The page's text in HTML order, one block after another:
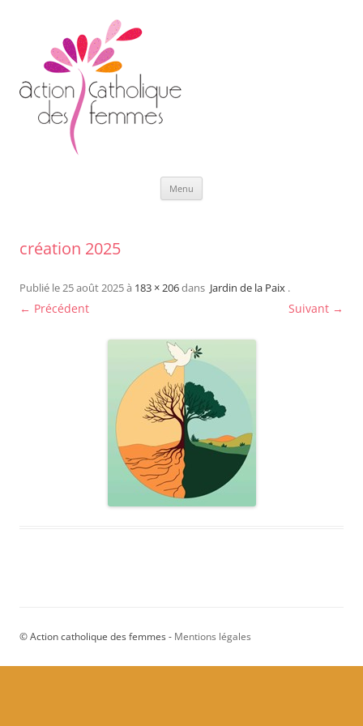
Menu
création 2025
Publié le25 août 2025à 183 × 206dans Jardin de la Paix .
← Précédent Suivant →
© Action catholique des femmes - Mentions légales